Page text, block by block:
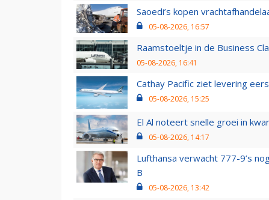
Saoedi’s kopen
05-08-2026, 16:57
Raamstoeltje in de Business
05-08-2026, 16:41
Cathay Pacific ziet levering
05-08-2026, 15:25
El Al noteert snelle groei in
05-08-2026, 14:17
Lufthansa verwacht 777-9’s
B
05-08-2026, 13:42